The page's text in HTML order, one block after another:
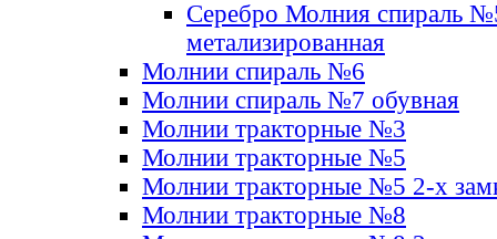
Серебро Молния спираль
метализированная
Молнии спираль №6
Молнии спираль №7 обувная
Молнии тракторные №3
Молнии тракторные №5
Молнии тракторные №5 2-х
Молнии тракторные №8